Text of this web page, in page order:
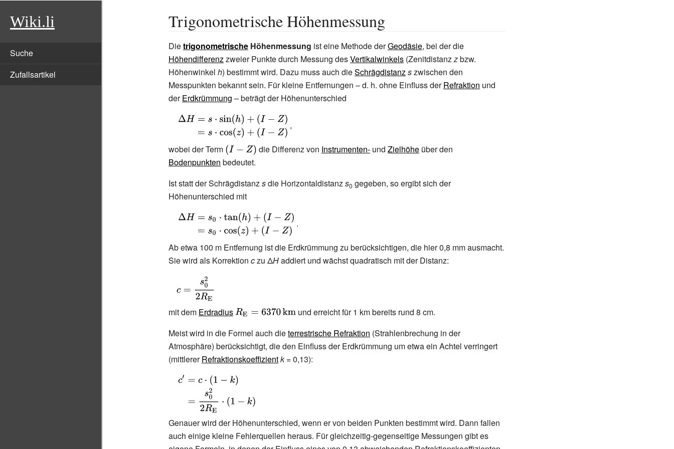
Wiki.li
Suche
Zufallsartikel
Trigonometrische Höhenmessung
Dietrigonometrische Höhenmessung ist eine Methode derGeodäsie, bei der die
Höhendifferenzzweier Punkte durch Messung desVertikalwinkels (Zenitdistanzzbzw.
Höhenwinkel h) bestimmt wird. Dazu muss auch dieSchrägdistanzszwischen den
Messpunkten bekannt sein. Für kleine Entfernungen – d. h. ohne Einfluss derRefraktion und
derErdkrümmung – beträgt der Höhenunterschied
{\displaystyle
{\begin{aligned}\Delta
H&=s\cdot \sin(h)+(I-
Z)\\&=s\cdot \cos(z)+
,
wobei der Term {\displaystyle
(I-Z)}
die Differenz von Instrumenten-und Zielhöheüber den
Bodenpunkten bedeutet.
Ist statt der Schrägdistanzsdie Horizontaldistanzs0 gegeben, so ergibt sich der
Höhenunterschied mit
{\displaystyle
{\begin{aligned}\Delta
H&=s_{0}\cdot
\tan(h)+(I-
\cos(z)+(I-
Z)\end{aligned}}}
.
Ab etwa 100 m Entfernung ist die Erdkrümmung zu berücksichtigen, die hier 0,8 mm ausmacht.
Sie wird als Korrektion czu ΔHaddiert und wächst quadratisch mit der Distanz:
{\displaystyle
c={\frac
{s_{0}^{2}}
{2R_{\mathrm
{E} }}}}
mit dem Erdradius{\displaystyle
}=6370\,\mathrm
{km} }
und erreicht für 1 km bereits rund 8 cm.
Meist wird in die Formel auch dieterrestrische Refraktion (Strahlenbrechung in der
Atmosphäre) berücksichtigt, die den Einfluss der Erdkrümmung um etwa ein Achtel verringert
(mittlererRefraktionskoeffizientk=0,13):
{\displaystyle
{\begin{aligned}c'&=c\cdot
(1-k)\\&={\frac {s_{0}^{2}}
{2R_{\mathrm {E} }}}\cdot
(1-k)\end{aligned}}}
Genauer wird der Höhenunterschied, wenn er von beiden Punkten bestimmt wird. Dann fallen
auch einige kleine Fehlerquellen heraus. Für gleichzeitig-gegenseitige Messungen gibt es